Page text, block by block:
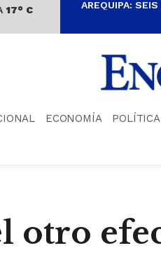
17° C AREQUIPA:
ECONOMÍA POLÍTICA
otro